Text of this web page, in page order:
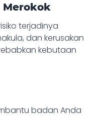
Merokok
terjadinya
dan kerusakan
kebutaan
badan Anda